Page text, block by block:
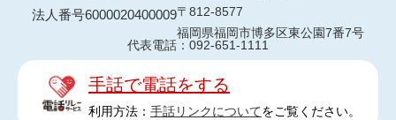
法人番号6000020400009〒812-8577
福岡県福岡市博多区東公園7番7号
代表電話：092-651-1111
手話で電話をする
利用方法： 手話リンクについてをご覧ください。